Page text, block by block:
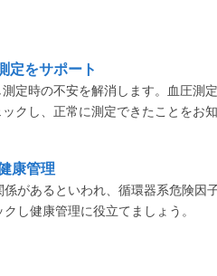
定をサポート
定時の不安を解消します。血圧測
クし、正常に測定できたことをお知
康管理
があるといわれ、循環器系危険因
し健康管理に役立てましょう。